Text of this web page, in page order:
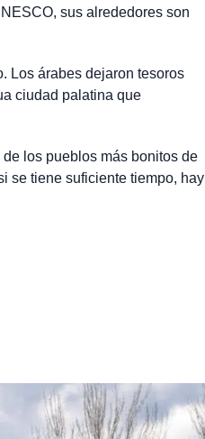
sus alrededores son
Los árabes dejaron tesoros
ciudad palatina que
los pueblos más bonitos de
se tiene suficiente tiempo, hay